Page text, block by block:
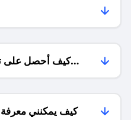
كيف أحصل على
كيف يمكنني معرفة